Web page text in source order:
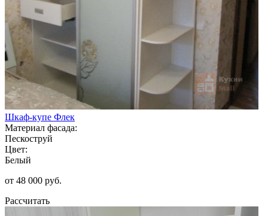
Шкаф-купе Флек
Материал фасада:
Пескоструй
Цвет:
Белый
от 48 000 руб.
Рассчитать